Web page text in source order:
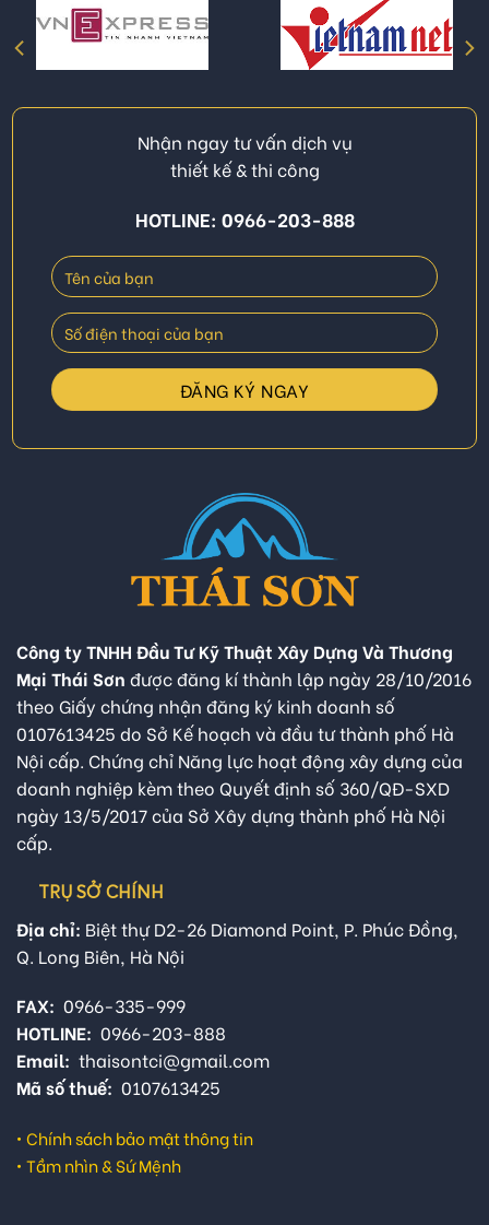
Nhận ngay tư vấn dịch vụ
thiết kế & thi công
HOTLINE: 0966-203-888
Công ty TNHH Đầu Tư Kỹ Thuật Xây Dựng Và Thương
Mại Thái Sơn được đăng kí thành lập ngày 28/10/2016
theo Giấy chứng nhận đăng ký kinh doanh số
0107613425 do Sở Kế hoạch và đầu tư thành phố Hà
Nội cấp. Chứng chỉ Năng lực hoạt động xây dựng của
doanh nghiệp kèm theo Quyết định số 360/QĐ-SXD
ngày 13/5/2017 của Sở Xây dựng thành phố Hà Nội
cấp.
TRỤ SỞ CHÍNH
Địa chỉ: Biệt thự D2-26 Diamond Point, P. Phúc Đồng,
Q. Long Biên, Hà Nội
FAX: 0966-335-999
HOTLINE: 0966-203-888
Email: thaisontci@gmail.com
Mã số thuế: 0107613425
• Chính sách bảo mật thông tin
• Tầm nhìn & Sứ Mệnh